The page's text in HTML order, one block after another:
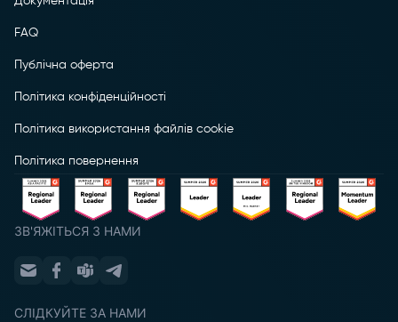
FAQ
Публічна оферта
Політика конфіденційності
Політика використання файлів cookie
Політика повернення
ЗВ'ЯЖІТЬСЯ З НАМИ
СЛІДКУЙТЕ ЗА НАМИ